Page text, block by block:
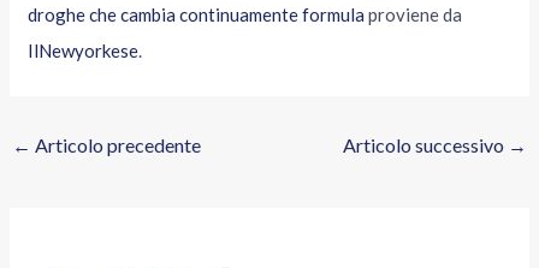
droghe che cambia continuamente formula proviene da
IlNewyorkese.
← Articolo precedente Articolo successivo →